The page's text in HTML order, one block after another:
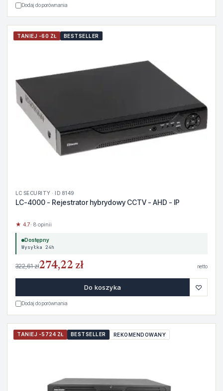
Dodaj do porównania
TANIEJ -60 ZŁ BESTSELLER
LC SECURITY · ID 8149
LC-4000 - Rejestrator hybrydowy CCTV - AHD - IP
★ 4.7· 8 opinii
Dostępny
Wysyłka 24h
322,61 zł274,22 zł netto
Do koszyka ♡
Dodaj do porównania
TANIEJ -5724 ZŁ BESTSELLER REKOMENDOWANY